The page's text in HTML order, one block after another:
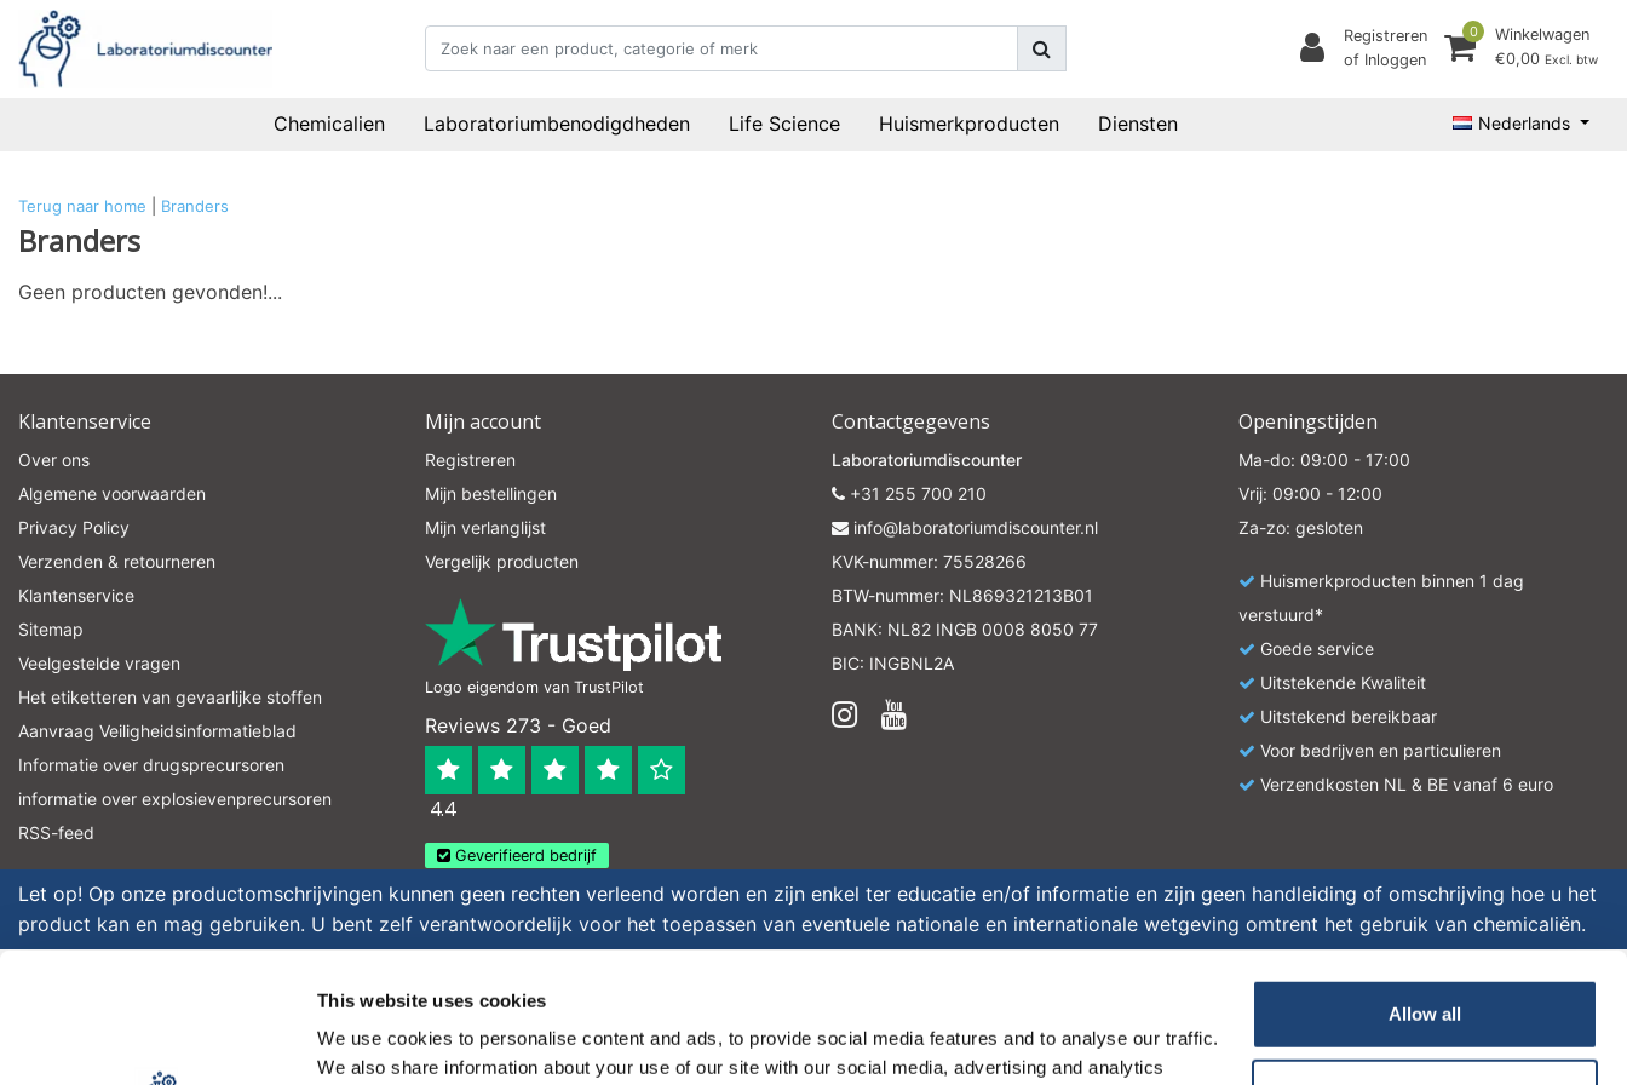
This website uses cookies
We use cookies to personalise content and ads, to provide social media features and to analyse our traffic.
We also share information about your use of our site with our social media, advertising and analytics
Allow all
Registreren
of Inloggen
0
Winkelwagen
€0,00 Excl. btw
Chemicalien Laboratoriumbenodigdheden Life Science Huismerkproducten Diensten Nederlands
Terug naar home Branders
Branders
Geen producten gevonden!...
Klantenservice
Over ons
Algemene voorwaarden
Privacy Policy
Verzenden & retourneren
Klantenservice
Sitemap
Veelgestelde vragen
Het etiketteren van gevaarlijke stoffen
Aanvraag Veiligheidsinformatieblad
Informatie over drugsprecursoren
informatie over explosievenprecursoren
RSS-feed
Mijn account
Registreren
Mijn bestellingen
Mijn verlanglijst
Vergelijk producten
Logo eigendom van TrustPilot
Reviews 273 - Goed
4.4
Geverifieerd bedrijf
Contactgegevens
Laboratoriumdiscounter
+31 255 700 210
info@laboratoriumdiscounter.nl
KVK-nummer: 75528266
BTW-nummer: NL869321213B01
BANK: NL82 INGB 0008 8050 77
BIC: INGBNL2A
Openingstijden
Ma-do: 09:00 - 17:00
Vrij: 09:00 - 12:00
Za-zo: gesloten
Huismerkproducten binnen 1 dag
verstuurd*
Goede service
Uitstekende Kwaliteit
Uitstekend bereikbaar
Voor bedrijven en particulieren
Verzendkosten NL & BE vanaf 6 euro
Let op! Op onze productomschrijvingen kunnen geen rechten verleend worden en zijn enkel ter educatie en/of informatie en zijn geen handleiding of omschrijving hoe u het
product kan en mag gebruiken. U bent zelf verantwoordelijk voor het toepassen van eventuele nationale en internationale wetgeving omtrent het gebruik van chemicaliën.
10% discount on your next order
Sign up for our newsletter to stay informed about our new
chemical products from our own brand 😀
Your discount is valid with a minimum order value of €50.00